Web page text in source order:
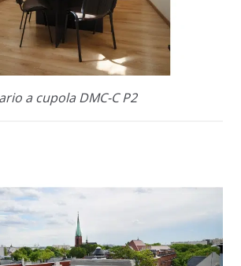
a cupola DMC-C P2